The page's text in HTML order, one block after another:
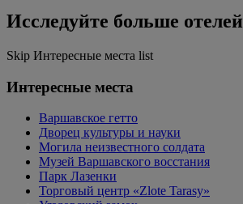
Исследуйте больше отелей
Skip Интересные места list
Интересные места
Варшавское гетто
Дворец культуры и науки
Могила неизвестного солдата
Музей Варшавского восстания
Парк Лазенки
Торговый центр «Zlote Tarasy»